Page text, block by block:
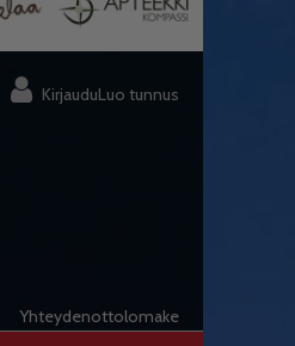
KirjauduLuo tunnus
Yhteydenottolomake